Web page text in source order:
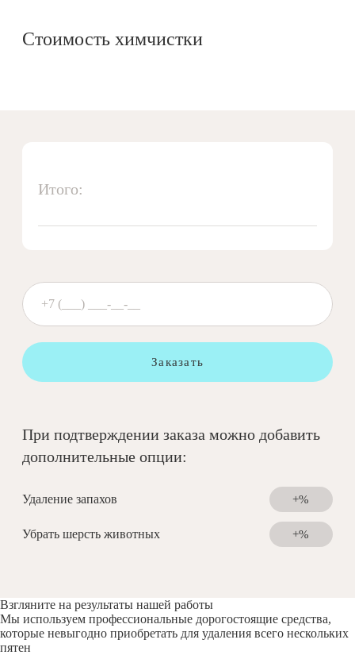
Стоимость химчистки
Итого:
Заказать
При подтверждении заказа можно добавить
дополнительные опции:
Удаление запахов +%
Убрать шерсть животных +%
Взгляните на результаты нашей работы
Мы используем профессиональные дорогостоящие средства,
которые невыгодно приобретать для удаления всего нескольких
пятен